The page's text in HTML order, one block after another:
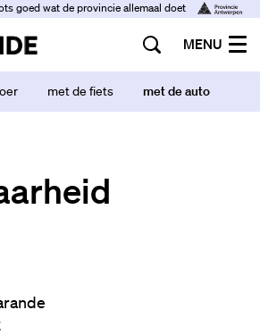
goed wat de provincie allemaal doet
MENU
met de fiets met de auto